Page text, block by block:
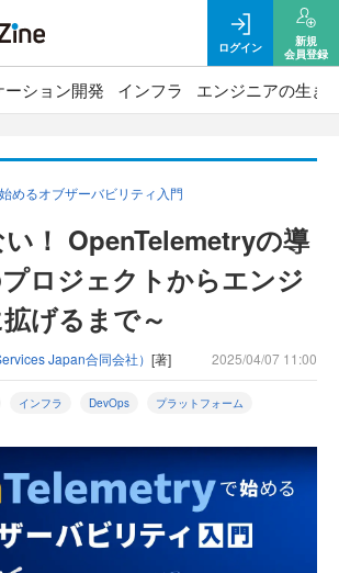
ログイン
新規
会員登録
ーション開発 インフラ エンジニアの生き
めるオブザーバビリティ入門
！ OpenTelemetryの導
ロジェクトからエンジ
げるまで～
Japan合同会社） [著] 2025/04/07 11:00
インフラ DevOps プラットフォーム